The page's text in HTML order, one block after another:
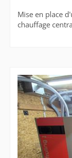
Mise en place
chauffage